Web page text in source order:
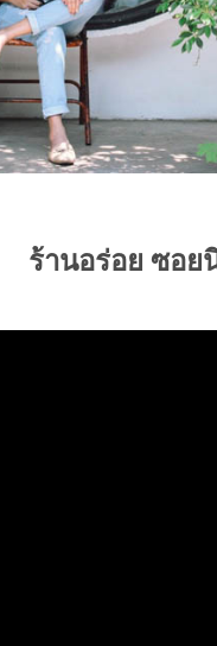
ร้านอร่อย ซอ